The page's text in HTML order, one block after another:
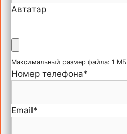
Автатар
Максимальный размер файла: 1 МБ
Номер телефона*
Email*